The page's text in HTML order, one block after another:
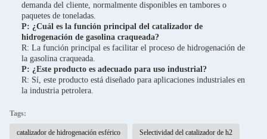
demanda del cliente, normalmente disponibles en tambores o
paquetes de toneladas.
P: ¿Cuál es la función principal del catalizador de
hidrogenación de gasolina craqueada?
R: La función principal es facilitar el proceso de hidrogenación de
la gasolina craqueada.
P: ¿Este producto es adecuado para uso industrial?
R: Sí, este producto está diseñado para aplicaciones industriales en
la industria petrolera.
Tags:
catalizador de hidrogenación esférico Selectividad del catalizador de h2